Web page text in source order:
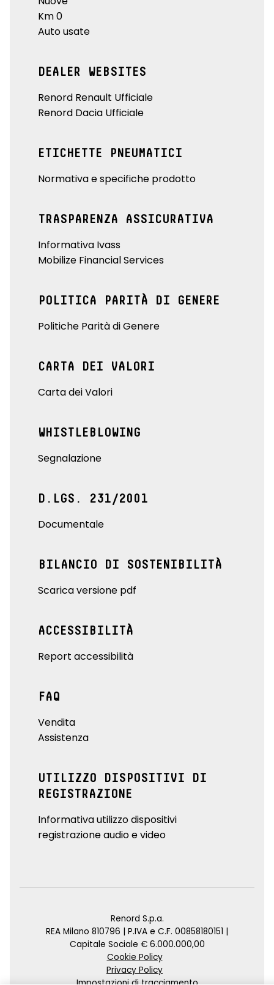
Km 0
Auto usate
DEALER WEBSITES
Renord Renault Ufficiale
Renord Dacia Ufficiale
ETICHETTE PNEUMATICI
Normativa e specifiche prodotto
TRASPARENZA ASSICURATIVA
Informativa Ivass
Mobilize Financial Services
POLITICA PARITÀ DI GENERE
Politiche Parità di Genere
CARTA DEI VALORI
Carta dei Valori
WHISTLEBLOWING
Segnalazione
D.LGS. 231/2001
Documentale
BILANCIO DI SOSTENIBILITÀ
Scarica versione pdf
ACCESSIBILITÀ
Report accessibilità
FAQ
Vendita
Assistenza
UTILIZZO DISPOSITIVI DI
REGISTRAZIONE
Informativa utilizzo dispositivi
registrazione audio e video
Renord S.p.a.
REA Milano 810796 | P.IVA e C.F. 00858180151 |
Capitale Sociale € 6.000.000,00
Cookie Policy
Privacy Policy
Impostazioni di tracciamento